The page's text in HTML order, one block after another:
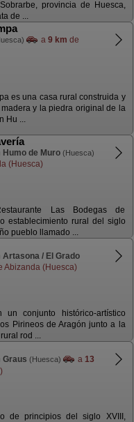
provincia de Huesca,
de ...
a 9 km de
es una casa rural construida y
y la piedra original de la
Hu ...
Humo de Muro (Huesca)
(Huesca)
Las Bodegas de
establecimiento rural del siglo
pueblo llamado ...
Artasona / El Grado
Abizanda (Huesca)
conjunto histórico-artístico
Pirineos de Aragón junto a la
rod ...
Graus (Huesca) a 13
de principios del siglo XVIII,